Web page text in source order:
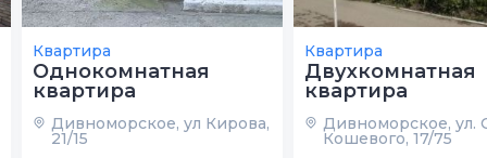
Квартира
Однокомнатная
квартира
Дивноморское, ул Кирова,
21/15
Квартира
Двухкомнатная
квартира
Дивноморское, ул.
Кошевого, 17/75